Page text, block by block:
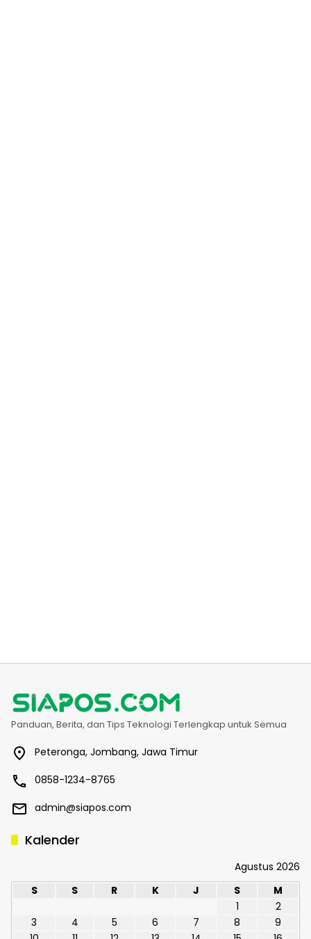
Panduan, Berita, dan Tips Teknologi Terlengkap untuk Semua
Peteronga, Jombang, Jawa Timur
0858-1234-8765
admin@siapos.com
Kalender
Agustus 2026
S
S R K J S
M
1
2
3
4 5 6 7 8
9